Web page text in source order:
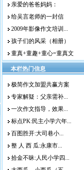
亲爱的爸爸妈妈：
给吴言老师的一封信
2009年影像作文培训...
孩子们的风采（相册）
童真+童趣+童心=童真文
本栏热门信息
极简作文加盟共赢方案
专家解疑：父亲需补...
一次作文指导，效果...
标点PK:民主小学六年...
百图胜开:大司巷小...
整 人 西 瓜:永康市...
拾金不昧:人民小学四...